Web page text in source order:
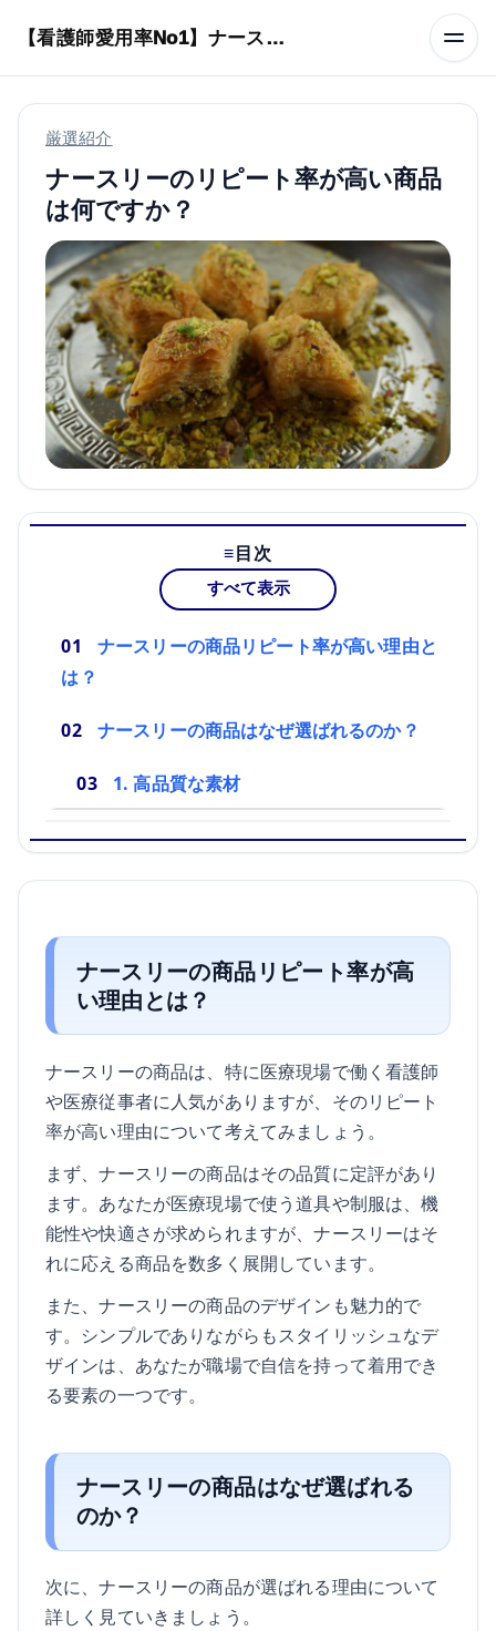
【看護師愛用率No1】ナースリーで人気の商品はコレ
厳選紹介
ナースリーのリピート率が高い商品
は何ですか？
目次
すべて表示
ナースリーの商品リピート率が高い理由と
は？
ナースリーの商品はなぜ選ばれるのか？
1. 高品質な素材
ナースリーの商品リピート率が高
い理由とは？
ナースリーの商品は、特に医療現場で働く看護師
や医療従事者に人気がありますが、そのリピート
率が高い理由について考えてみましょう。
まず、ナースリーの商品はその品質に定評があり
ます。あなたが医療現場で使う道具や制服は、機
能性や快適さが求められますが、ナースリーはそ
れに応える商品を数多く展開しています。
また、ナースリーの商品のデザインも魅力的で
す。シンプルでありながらもスタイリッシュなデ
ザインは、あなたが職場で自信を持って着用でき
る要素の一つです。
ナースリーの商品はなぜ選ばれる
のか？
次に、ナースリーの商品が選ばれる理由について
詳しく見ていきましょう。